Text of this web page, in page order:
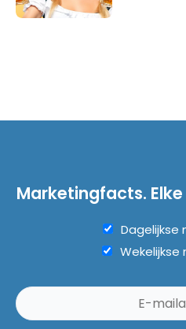
Marketingfacts.
Dagelijkse
Wekelijkse